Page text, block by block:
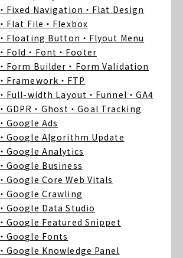
・Fixed Navigation ・Flat Design
・Flat File ・Flexbox
・Floating Button ・Flyout Menu
・Fold ・Font ・Footer
・Form Builder ・Form Validation
・Framework ・FTP
・Full-width Layout ・Funnel ・GA4
・GDPR ・Ghost ・Goal Tracking
・Google Ads
・Google Algorithm Update
・Google Analytics
・Google Business
・Google Core Web Vitals
・Google Crawling
・Google Data Studio
・Google Featured Snippet
・Google Fonts
・Google Knowledge Panel